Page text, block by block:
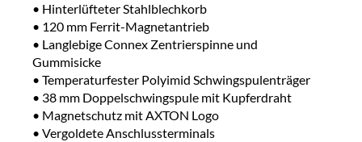
• Hinterlüfteter Stahlblechkorb
• 120 mm Ferrit-Magnetantrieb
• Langlebige Connex Zentrierspinne und
Gummisicke
• Temperaturfester Polyimid Schwingspulenträger
• 38 mm Doppelschwingspule mit Kupferdraht
• Magnetschutz mit AXTON Logo
• Vergoldete Anschlussterminals